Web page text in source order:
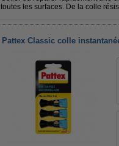
toutes les surfaces. De la colle
Pattex Classic colle